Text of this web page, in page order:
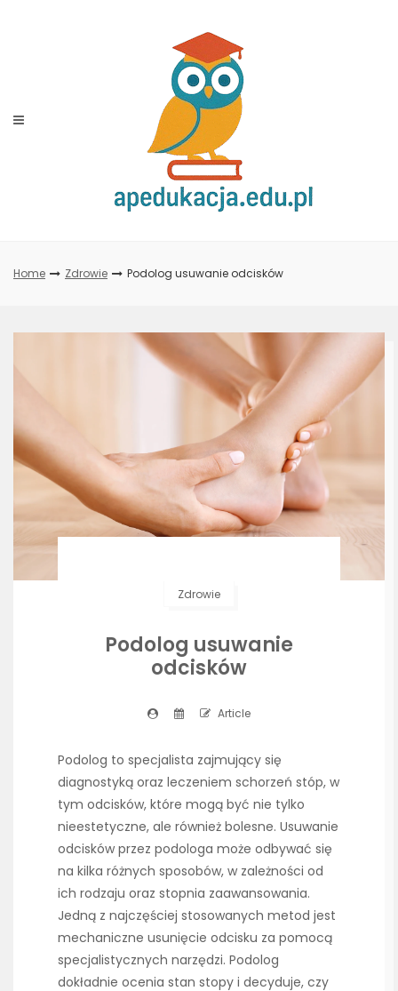
Home Zdrowie Podolog usuwanie odcisków
Zdrowie
Podolog usuwanie
odcisków
Article
Podolog to specjalista zajmujący się
diagnostyką oraz leczeniem schorzeń stóp, w
tym odcisków, które mogą być nie tylko
nieestetyczne, ale również bolesne. Usuwanie
odcisków przez podologa może odbywać się
na kilka różnych sposobów, w zależności od
ich rodzaju oraz stopnia zaawansowania.
Jedną z najczęściej stosowanych metod jest
mechaniczne usunięcie odcisku za pomocą
specjalistycznych narzędzi. Podolog
dokładnie ocenia stan stopy i decyduje, czy